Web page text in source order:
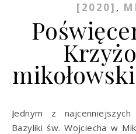
[2020] ,
Jednym z najcenniejszych elementów wyposażenia
Bazyliki św. Wojciecha w